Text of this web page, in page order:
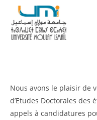
Nous avons le plaisir de
d’Etudes Doctorales des
appels à candidatures